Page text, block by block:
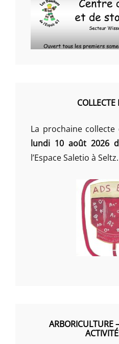
La prochaine
lundi 10 août 2026
l’Espace Saletio à Seltz.
ARBORICULTURE